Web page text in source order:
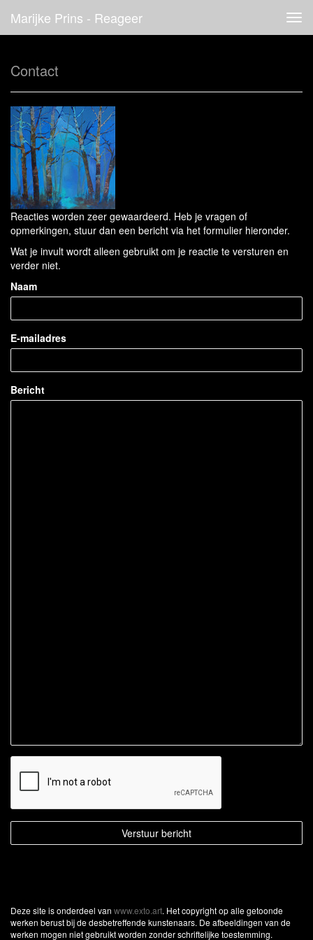
Marijke Prins - Reageer
Contact
Reacties worden zeer gewaardeerd. Heb je vragen of
opmerkingen, stuur dan een bericht via het formulier hieronder.
Wat je invult wordt alleen gebruikt om je reactie te versturen en
verder niet.
Naam
E-mailadres
Bericht
Deze site is onderdeel van www.exto.art. Het copyright op alle getoonde
werken berust bij de desbetreffende kunstenaars. De afbeeldingen van de
werken mogen niet gebruikt worden zonder schriftelijke toestemming.